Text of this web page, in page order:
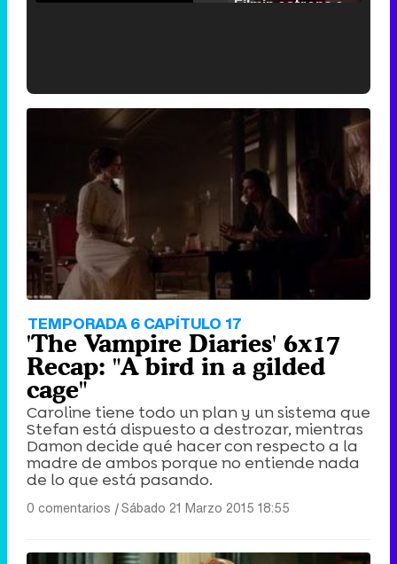
'120 Minutos' celebra sus 2.000 programas en Telemadrid con un vídeo del día a día en la redacción
Tráiler de la tercera temporada de 'The Walking Dead: Dead City' de AMC+
TEMPORADA 6 CAPÍTULO 17
'The Vampire Diaries' 6x17
Recap: "A bird in a gilded
cage"
Caroline tiene todo un plan y un sistema que
Stefan está dispuesto a destrozar, mientras
Damon decide qué hacer con respecto a la
madre de ambos porque no entiende nada
de lo que está pasando.
0 comentarios |Sábado 21 Marzo 2015 18:55